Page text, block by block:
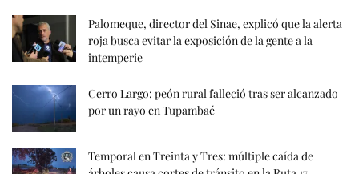
Palomeque, director del Sinae, explicó que la alerta
roja busca evitar la exposición de la gente a la
intemperie
Cerro Largo: peón rural falleció tras ser alcanzado
por un rayo en Tupambaé
Temporal en Treinta y Tres: múltiple caída de